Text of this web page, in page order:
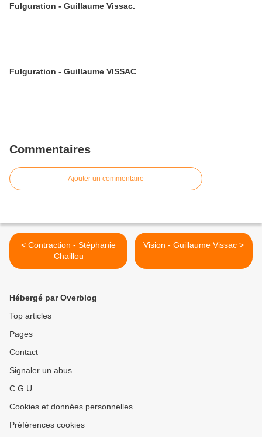
Fulguration - Guillaume Vissac.
Fulguration - Guillaume VISSAC
Commentaires
Ajouter un commentaire
< Contraction - Stéphanie
Chaillou
Vision - Guillaume Vissac >
Hébergé par Overblog
Top articles
Pages
Contact
Signaler un abus
C.G.U.
Cookies et données personnelles
Préférences cookies